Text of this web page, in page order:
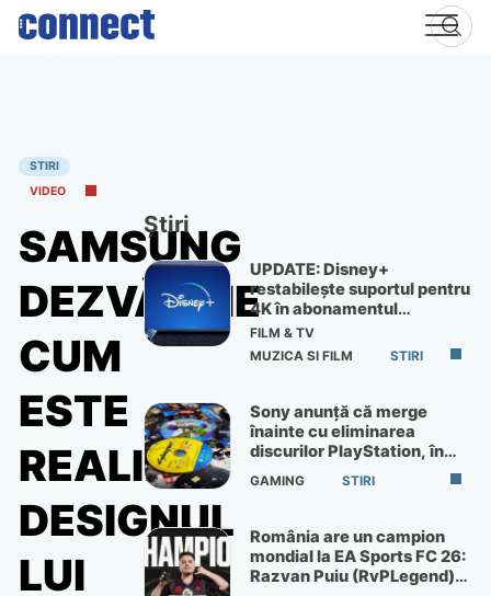
Skip
STIRI
VIDEO
SAMSUNG
DEZVĂLUIE
CUM
ESTE
REALIZAT
DESIGNUL
LUI
Știri
UPDATE: Disney+
restabilește suportul pentru
4K în abonamentul
Premium
FILM & TV
MUZICA SI FILM
STIRI
Sony anunță că merge
înainte cu eliminarea
discurilor PlayStation, în
ciuda protestelor
GAMING STIRI
România are un campion
mondial la EA Sports FC 26:
Razvan Puiu (RvPLegend)